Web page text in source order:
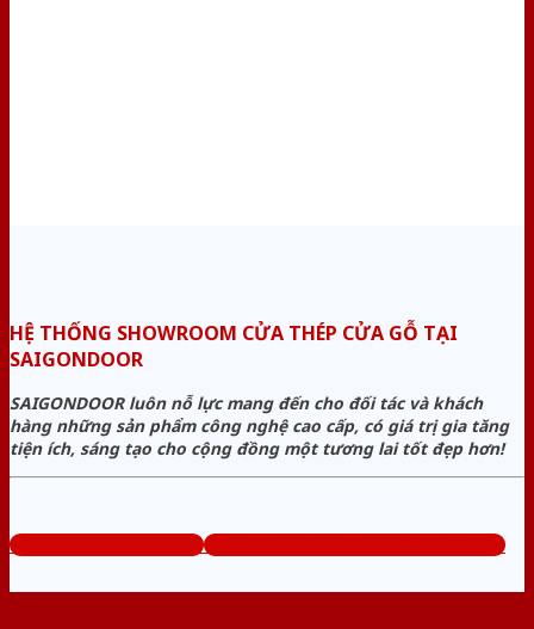
HỆ THỐNG SHOWROOM CỬA THÉP CỬA GỖ TẠI
SAIGONDOOR
SAIGONDOOR luôn nỗ lực mang đến cho đối tác và khách
hàng những sản phẩm công nghệ cao cấp, có giá trị gia tăng
tiện ích, sáng tạo cho cộng đồng một tương lai tốt đẹp hơn!
www.cuathepcuago.com Tổng đài tư vấn miễn phí: 0824.400.400